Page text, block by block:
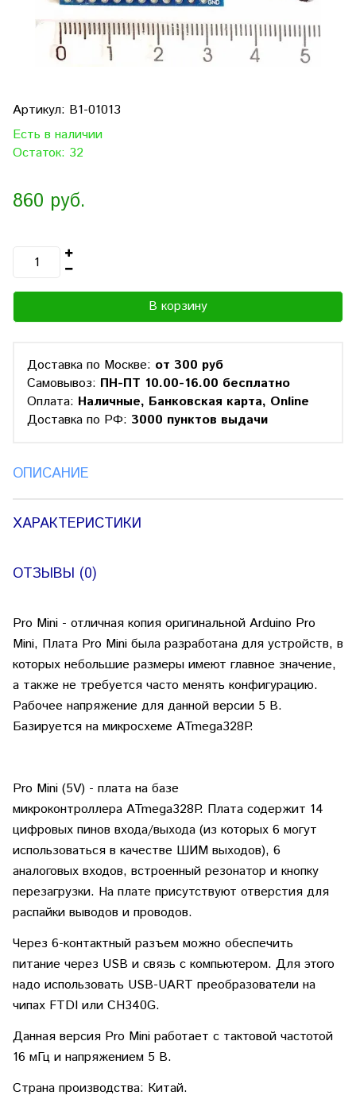
Артикул: B1-01013
Есть в наличии
Остаток: 32
860 руб.
В корзину
Доставка по Москве: от 300 руб
Самовывоз: ПН-ПТ 10.00-16.00 бесплатно
Оплата: Наличные, Банковская карта, Online
Доставка по РФ: 3000 пунктов выдачи
ОПИСАНИЕ
ХАРАКТЕРИСТИКИ
ОТЗЫВЫ (0)
Pro Mini - отличная копия оригинальной Arduino Pro
Mini, Плата Pro Mini была разработана для устройств, в
которых небольшие размеры имеют главное значение,
а также не требуется часто менять конфигурацию.
Рабочее напряжение для данной версии 5 В.
Базируется на микросхеме ATmega328P.
Pro Mini (5V) - плата на базе
микроконтроллера ATmega328P. Плата содержит 14
цифровых пинов входа/выхода (из которых 6 могут
использоваться в качестве ШИМ выходов), 6
аналоговых входов, встроенный резонатор и кнопку
перезагрузки. На плате присутствуют отверстия для
распайки выводов и проводов.
Через 6-контактный разъем можно обеспечить
питание через USB и связь с компьютером. Для этого
надо использовать USB-UART преобразователи на
чипах FTDI или CH340G.
Данная версия Pro Mini работает с тактовой частотой
16 мГц и напряжением 5 В.
Страна производства: Китай.